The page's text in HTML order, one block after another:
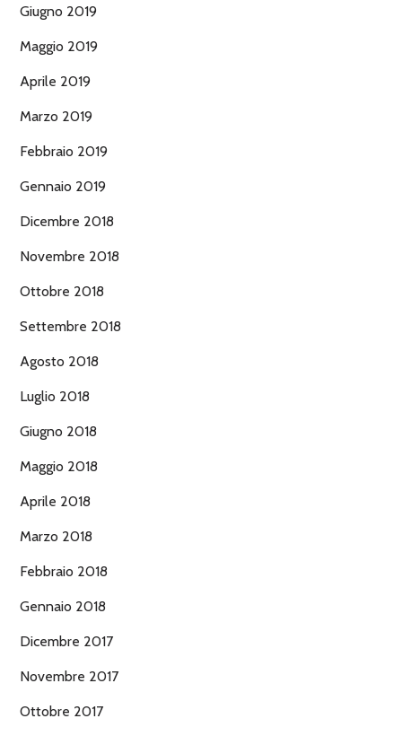
Giugno 2019
Maggio 2019
Aprile 2019
Marzo 2019
Febbraio 2019
Gennaio 2019
Dicembre 2018
Novembre 2018
Ottobre 2018
Settembre 2018
Agosto 2018
Luglio 2018
Giugno 2018
Maggio 2018
Aprile 2018
Marzo 2018
Febbraio 2018
Gennaio 2018
Dicembre 2017
Novembre 2017
Ottobre 2017